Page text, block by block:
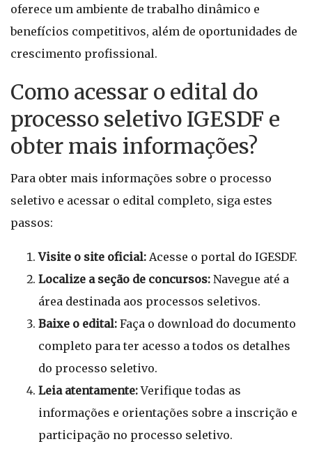
oferece um ambiente de trabalho dinâmico e
benefícios competitivos, além de oportunidades de
crescimento profissional.
Como acessar o edital do
processo seletivo IGESDF e
obter mais informações?
Para obter mais informações sobre o processo
seletivo e acessar o edital completo, siga estes
passos:
Visite o site oficial: Acesse o portal do IGESDF.
Localize a seção de concursos: Navegue até a
área destinada aos processos seletivos.
Baixe o edital: Faça o download do documento
completo para ter acesso a todos os detalhes
do processo seletivo.
Leia atentamente:Verifique todas as
informações e orientações sobre a inscrição e
participação no processo seletivo.